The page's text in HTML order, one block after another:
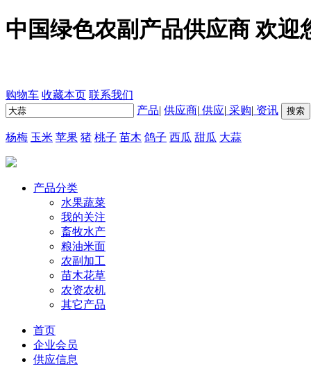
中国绿色农副产品供应商 欢迎
购物车 收藏本页 联系我们
产品| 供应商| 供应| 采购| 资讯
杨梅 玉米 苹果 猪 桃子 苗木 鸽子 西瓜 甜瓜 大蒜
产品分类
水果蔬菜
我的关注
畜牧水产
粮油米面
农副加工
苗木花草
农资农机
其它产品
首页
企业会员
供应信息